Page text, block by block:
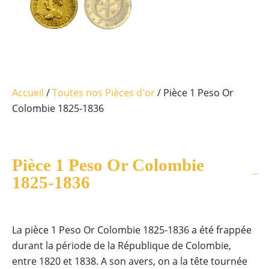
Accueil /Toutes nos Pièces d'or/ Pièce 1 Peso Or
Colombie 1825-1836
Pièce 1 Peso Or Colombie
1825-1836
La pièce 1 Peso Or Colombie 1825-1836 a été frappée
durant la période de la République de Colombie,
entre 1820 et 1838. A son avers, on a la tête tournée